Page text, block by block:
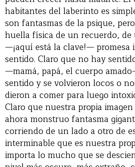
habitantes del laberinto es
son fantasmas de la psique,
huella física de un recuerdo,
—¡aquí está la clave!— promesa
sentido. Claro que no hay
—mamá, papá, el cuerpo
sentido y se volvieron locos o
dieron a comer para luego
Claro que nuestra propia
ahora monstruo fantasma
corriendo de un lado a otro de
interminable que es nuestra
importa lo mucho que se